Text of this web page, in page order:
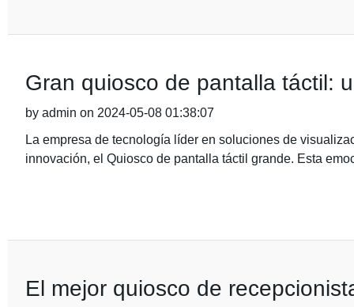
Gran quiosco de pantalla táctil:
by admin on 2024-05-08 01:38:07
La empresa de tecnología líder en soluciones de
innovación, el Quiosco de pantalla táctil grande. Esta
El mejor quiosco de